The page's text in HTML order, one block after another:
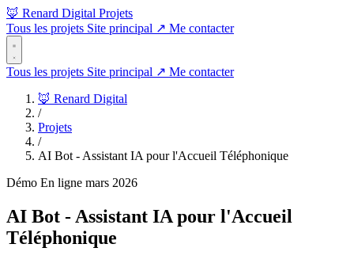
🦊 Renard Digital Projets
Tous les projets Site principal ↗ Me contacter
Tous les projets Site principal ↗ Me contacter
🦊 Renard Digital
/
Projets
/
AI Bot - Assistant IA pour l'Accueil Téléphonique
Démo En ligne mars 2026
AI Bot - Assistant IA pour l'Accueil
Téléphonique